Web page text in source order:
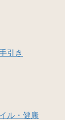
引き
ル・健康